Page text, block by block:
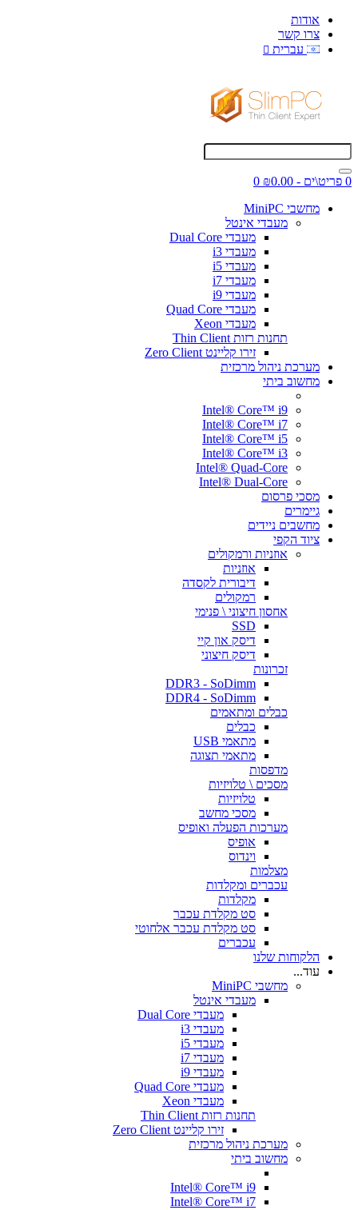
אודות
צרו קשר
עברית
0 פריט\ים - ₪0.00
0
מחשבי MiniPC
מעבדי אינטל
מעבדי Dual Core
מעבדי i3
מעבדי i5
מעבדי i7
מעבדי i9
מעבדי Quad Core
מעבדי Xeon
תחנות רזות Thin Client
זירו קליינט Zero Client
מערכת ניהול מרכזית
מחשוב ביתי
Intel® Core™ i9
Intel® Core™ i7
Intel® Core™ i5
Intel® Core™ i3
Intel® Quad-Core
Intel® Dual-Core
מסכי פרסום
גיימרים
מחשבים ניידים
ציוד הקפי
אוזניות ורמקולים
אוזניות
דיבורית לקסדה
רמקולים
אחסון חיצוני \ פנימי
SSD
דיסק און קיי
דיסק חיצוני
זכרונות
DDR3 - SoDimm
DDR4 - SoDimm
כבלים ומתאמים
כבלים
מתאמי USB
מתאמי תצוגה
מדפסות
מסכים \ טלויזיות
טלויזיות
מסכי מחשב
מערכות הפעלה ואופיס
אופיס
וינדוס
מצלמות
עכברים ומקלדות
מקלדות
סט מקלדת עכבר
סט מקלדת עכבר אלחוטי
עכברים
הלקוחות שלנו
עוד...
מחשבי MiniPC
מעבדי אינטל
מעבדי Dual Core
מעבדי i3
מעבדי i5
מעבדי i7
מעבדי i9
מעבדי Quad Core
מעבדי Xeon
תחנות רזות Thin Client
זירו קליינט Zero Client
מערכת ניהול מרכזית
מחשוב ביתי
Intel® Core™ i9
Intel® Core™ i7